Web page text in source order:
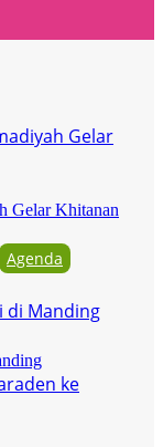
Gelar Khitanan
Agenda